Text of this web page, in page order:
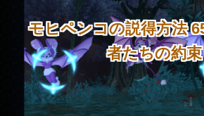
モヒペンコの説得方法
者たちの約束